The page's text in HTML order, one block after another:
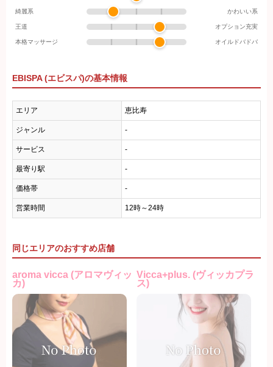
綺麗系 かわいい系
王道 オプション充実
本格マッサージ オイルドバドバ
EBISPA (エビスパ)の基本情報
エリア 恵比寿
ジャンル -
サービス -
最寄り駅 -
価格帯 -
営業時間 12時～24時
同じエリアのおすすめ店舗
aroma vicca (アロマヴィッ
カ)
Vicca+plus. (ヴィッカプラ
ス)